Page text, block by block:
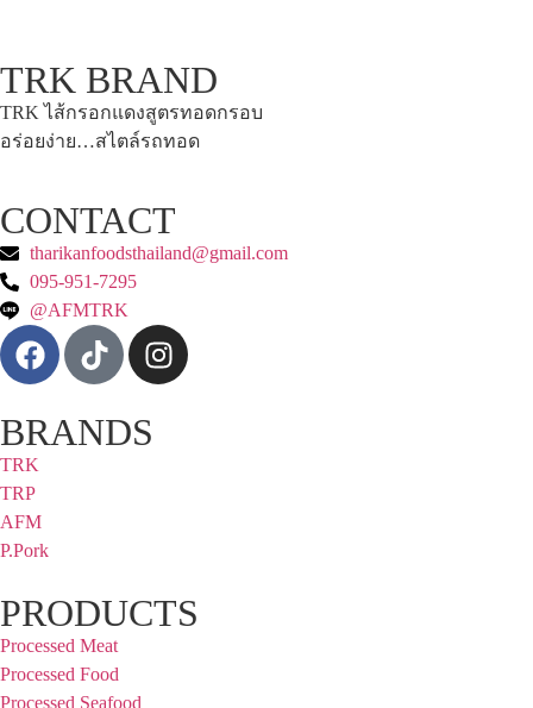
TRK BRAND
TRK ไส้กรอกแดงสูตรทอดกรอบ
อร่อยง่าย…สไตล์รถทอด
CONTACT
tharikanfoodsthailand@gmail.com
095-951-7295
@AFMTRK
BRANDS
TRK
TRP
AFM
P.Pork
PRODUCTS
Processed Meat
Processed Food
Processed Seafood